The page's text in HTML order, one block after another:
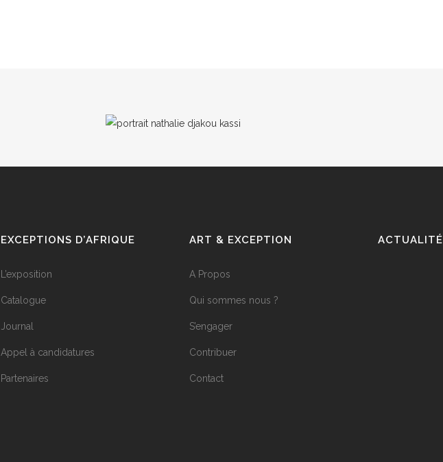
EXCEPTIONS D’AFRIQUE
L’exposition
Catalogue
Journal
Appel à candidatures
Partenaires
ART & EXCEPTION
A Propos
Qui sommes nous ?
S’engager
Contribuer
Contact
ACTUALITÉ